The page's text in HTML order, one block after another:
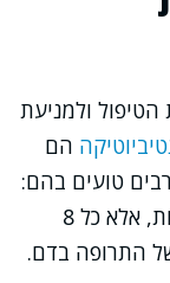
הטיפול ולמניעת
הם
טועים בהם:
"שלוש פעמים ביום" אינו אומר עם ארוחות, אלא כל 8
התרופה בדם.